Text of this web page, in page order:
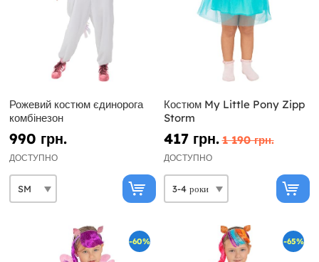
Рожевий костюм єдинорога
комбінезон
990 грн.
ДОСТУПНО
Костюм My Little Pony Zipp
Storm
417 грн. 1 190 грн.
ДОСТУПНО
-60% -65%